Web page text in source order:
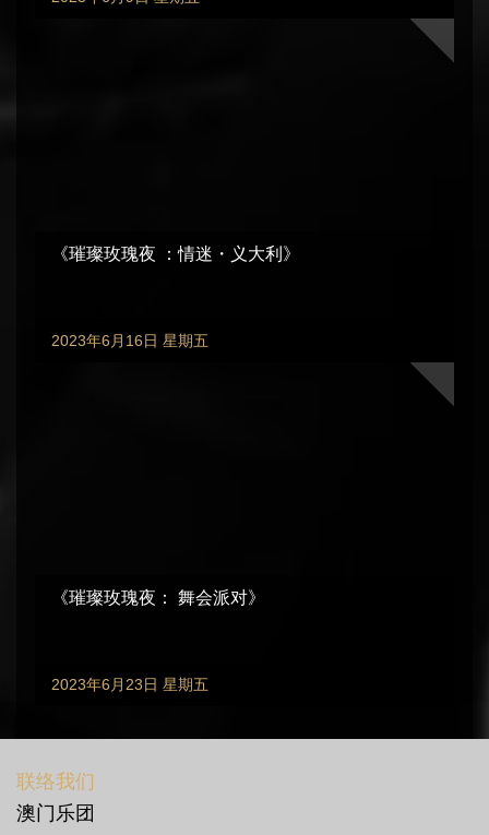
《璀璨玫瑰夜 ：情迷・义大利》
2023年6月16日 星期五
《璀璨玫瑰夜： 舞会派对》
2023年6月23日 星期五
联络我们
澳门乐团